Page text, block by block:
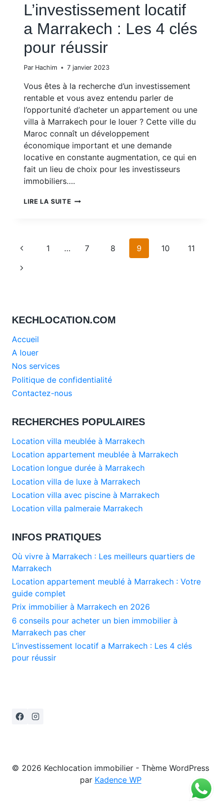
L’investissement locatif
a Marrakech : Les 4 clés
pour réussir
Par Hachim 7 janvier 2023
Vous êtes à la recherche d’un investissement
rentable et vous avez entendu parler de
l’opportunité d’acheter un appartement ou une
villa à Marrakech pour le louer ? Cette ville du
Maroc connaît un développement
économique important et une demande
locative en constante augmentation, ce qui en
fait un lieu de choix pour les investisseurs
immobiliers….
LIRE LA SUITE L’INVESTISSEMENT
Navigation
de
Page
précédente
1 … 7 8 9 10
11
Page
KECHLOCATION.COM
Accueil
A louer
Nos services
Politique de confidentialité
Contactez-nous
RECHERCHES POPULAIRES
Location villa meublée à Marrakech
Location appartement meublée à Marrakech
Location longue durée à Marrakech
Location villa de luxe à Marrakech
Location villa avec piscine à Marrakech
Location villa palmeraie Marrakech
INFOS PRATIQUES
Où vivre à Marrakech : Les meilleurs quartiers de
Marrakech
Location appartement meublé à Marrakech : Votre
guide complet
Prix immobilier à Marrakech en 2026
6 conseils pour acheter un bien immobilier à
Marrakech pas cher
L’investissement locatif a Marrakech : Les 4 clés
pour réussir
© 2026 Kechlocation immobilier - Thème WordPress
par Kadence WP